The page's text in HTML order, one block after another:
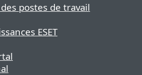
postes de travail
ESET